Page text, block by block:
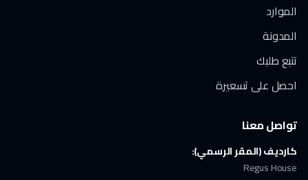
الموارد
المدونة
تتبع طلبك
احصل على تسعيرة
تواصل معنا
كارديف (المقر الرسمي):
Regus House